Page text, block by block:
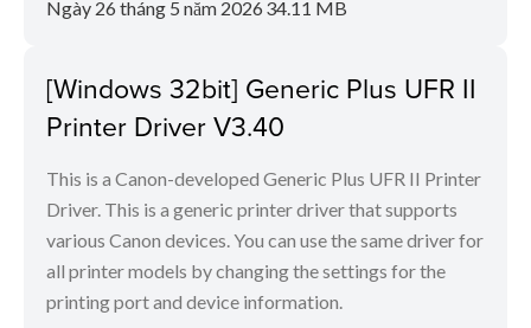
Ngày 26 tháng 5 năm 2026 34.11 MB
[Windows 32bit] Generic Plus UFR II
Printer Driver V3.40
This is a Canon-developed Generic Plus UFR II Printer
Driver. This is a generic printer driver that supports
various Canon devices. You can use the same driver for
all printer models by changing the settings for the
printing port and device information.